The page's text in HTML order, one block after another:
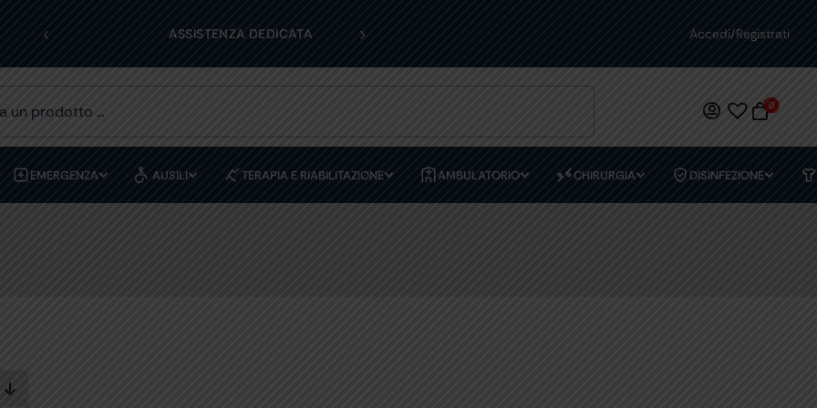
‹ ASSISTENZA DEDICATA › Accedi/Registrati
0
EMERGENZA AUSILI TERAPIA E RIABILITAZIONE AMBULATORIO CHIRURGIA DISINFEZIONE